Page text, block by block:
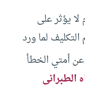
لا يؤثر على
لما ورد
أمتي الخطأ
الطبراني